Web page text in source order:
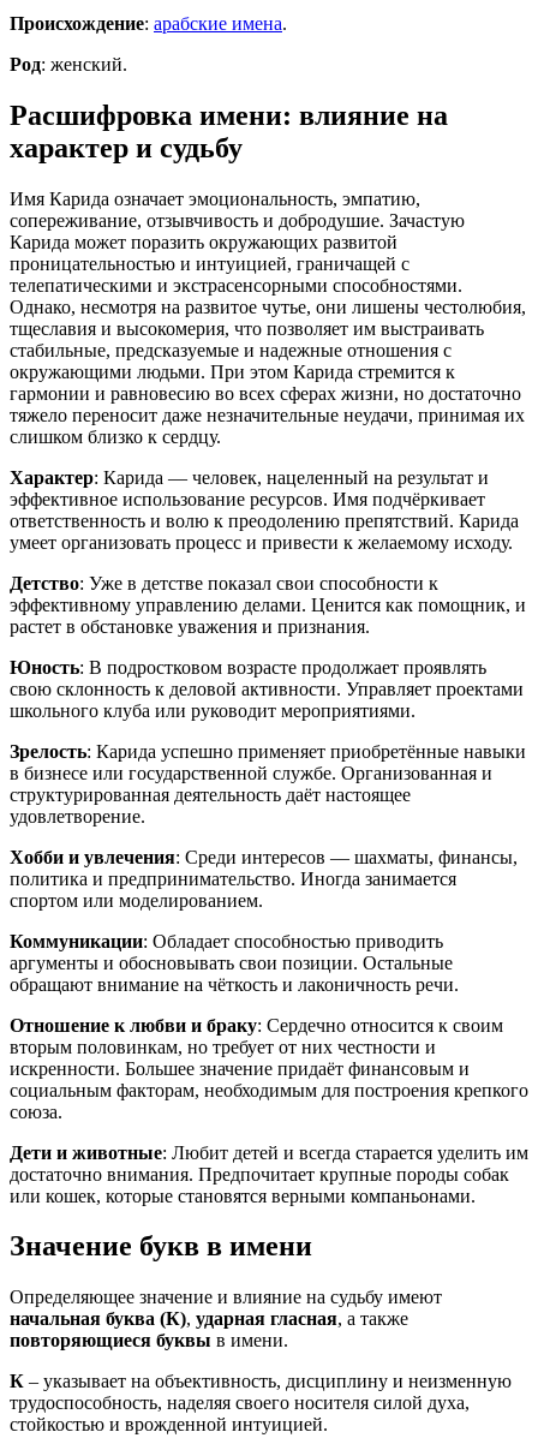
Происхождение: арабские имена.
Род: женский.
Расшифровка имени: влияние на
характер и судьбу
Имя Карида означает эмоциональность, эмпатию,
сопереживание, отзывчивость и добродушие. Зачастую
Карида может поразить окружающих развитой
проницательностью и интуицией, граничащей с
телепатическими и экстрасенсорными способностями.
Однако, несмотря на развитое чутье, они лишены честолюбия,
тщеславия и высокомерия, что позволяет им выстраивать
стабильные, предсказуемые и надежные отношения с
окружающими людьми. При этом Карида стремится к
гармонии и равновесию во всех сферах жизни, но достаточно
тяжело переносит даже незначительные неудачи, принимая их
слишком близко к сердцу.
Характер: Карида — человек, нацеленный на результат и
эффективное использование ресурсов. Имя подчёркивает
ответственность и волю к преодолению препятствий. Карида
умеет организовать процесс и привести к желаемому исходу.
Детство: Уже в детстве показал свои способности к
эффективному управлению делами. Ценится как помощник, и
растет в обстановке уважения и признания.
Юность: В подростковом возрасте продолжает проявлять
свою склонность к деловой активности. Управляет проектами
школьного клуба или руководит мероприятиями.
Зрелость: Карида успешно применяет приобретённые навыки
в бизнесе или государственной службе. Организованная и
структурированная деятельность даёт настоящее
удовлетворение.
Хобби и увлечения: Среди интересов — шахматы, финансы,
политика и предпринимательство. Иногда занимается
спортом или моделированием.
Коммуникации: Обладает способностью приводить
аргументы и обосновывать свои позиции. Остальные
обращают внимание на чёткость и лаконичность речи.
Отношение к любви и браку: Сердечно относится к своим
вторым половинкам, но требует от них честности и
искренности. Большее значение придаёт финансовым и
социальным факторам, необходимым для построения крепкого
союза.
Дети и животные: Любит детей и всегда старается уделить им
достаточно внимания. Предпочитает крупные породы собак
или кошек, которые становятся верными компаньонами.
Значение букв в имени
Определяющее значение и влияние на судьбу имеют
начальная буква (К), ударная гласная, а также
повторяющиеся буквы в имени.
К – указывает на объективность, дисциплину и неизменную
трудоспособность, наделяя своего носителя силой духа,
стойкостью и врожденной интуицией.